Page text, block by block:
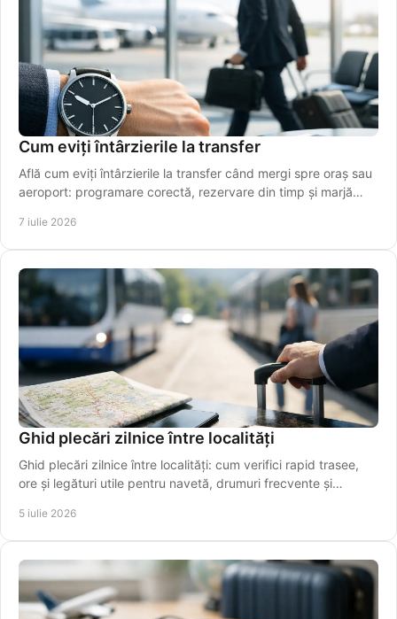
Cum eviți întârzierile la transfer
Află cum eviți întârzierile la transfer când mergi spre oraș sau
aeroport: programare corectă, rezervare din timp și marjă
7 iulie 2026
Ghid plecări zilnice între localități
Ghid plecări zilnice între localități: cum verifici rapid trasee,
ore și legături utile pentru navetă, drumuri frecvente și
5 iulie 2026